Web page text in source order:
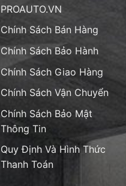
PROAUTO.VN
Chính Sách Bán Hàng
Chính Sách Bảo Hành
Chính Sách Giao Hàng
Chính Sách Vận Chuyển
Chính Sách Bảo Mật
Thông Tin
Quy Định Và Hình Thức
Thanh Toán